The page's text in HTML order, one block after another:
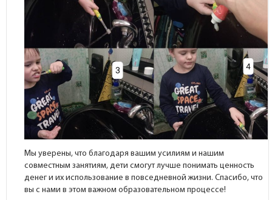
Мы уверены, что благодаря вашим усилиям и нашим
совместным занятиям, дети смогут лучше понимать ценность
денег и их использование в повседневной жизни. Спасибо, что
вы с нами в этом важном образовательном процессе!